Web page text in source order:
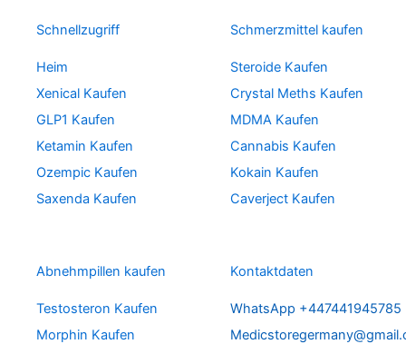
Schnellzugriff
Heim
Xenical Kaufen
GLP1 Kaufen
Ketamin Kaufen
Ozempic Kaufen
Saxenda Kaufen
Schmerzmittel kaufen
Steroide Kaufen
Crystal Meths Kaufen
MDMA Kaufen
Cannabis Kaufen
Kokain Kaufen
Caverject Kaufen
Abnehmpillen kaufen
Testosteron Kaufen
Morphin Kaufen
Kontaktdaten
WhatsApp +447441945785